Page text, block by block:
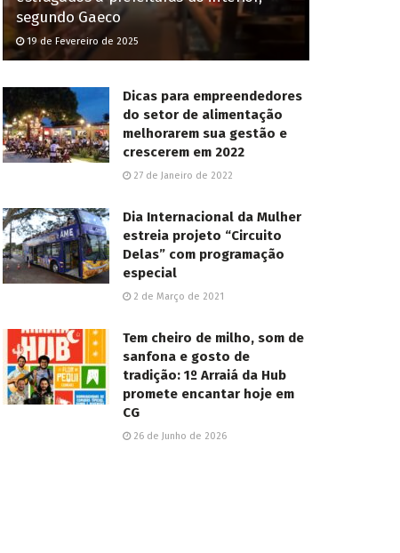
segundo Gaeco
19 de Fevereiro de 2025
Dicas para empreendedores
do setor de alimentação
melhorarem sua gestão e
crescerem em 2022
27 de Janeiro de 2022
Dia Internacional da Mulher
estreia projeto “Circuito
Delas” com programação
especial
2 de Março de 2021
Tem cheiro de milho, som de
sanfona e gosto de
tradição: 1º Arraiá da Hub
promete encantar hoje em
CG
26 de Junho de 2026